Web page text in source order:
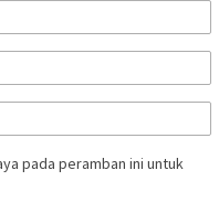
pada peramban ini untuk